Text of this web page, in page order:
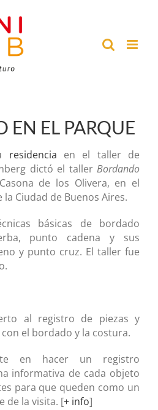
EN EL PARQUE
residencia en el taller de
dictó el tallerBordando
de los Olivera, en el
Ciudad de Buenos Aires.
básicas de bordado
punto cadena y sus
y punto cruz. El taller fue
al registro de piezas y
el bordado y la costura.
en hacer un registro
informativa de cada objeto
para que queden como un
de la visita. [+ info]